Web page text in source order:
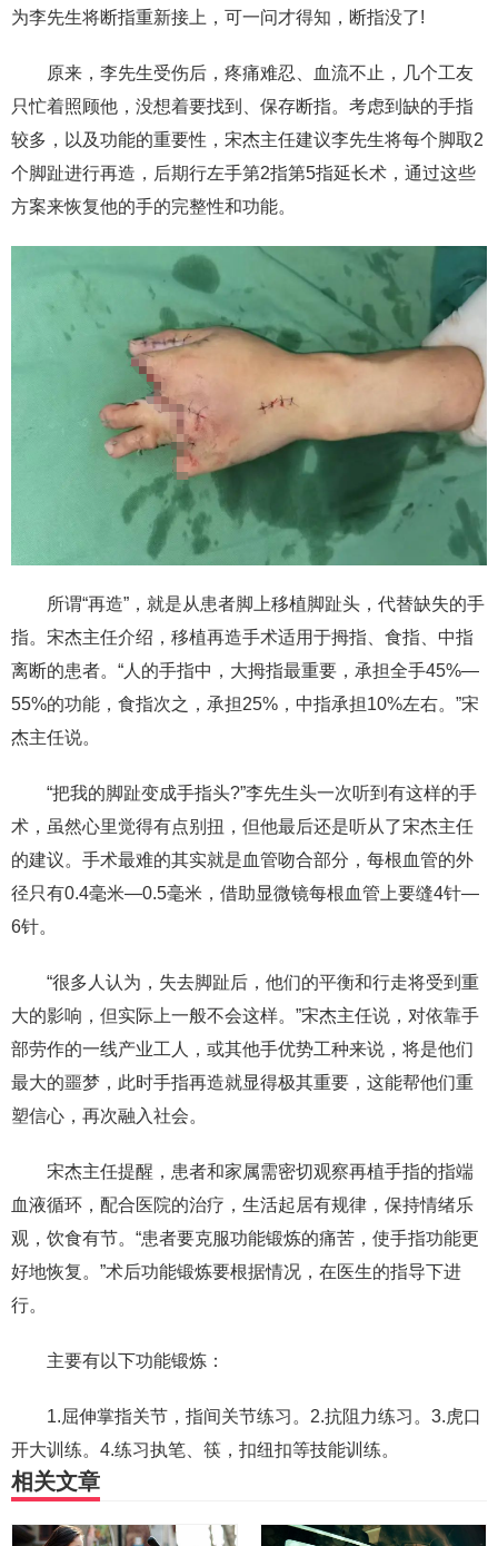
为李先生将断指重新接上，可一问才得知，断指没了!
原来，李先生受伤后，疼痛难忍、血流不止，几个工友
只忙着照顾他，没想着要找到、保存断指。考虑到缺的手指
较多，以及功能的重要性，宋杰主任建议李先生将每个脚取2
个脚趾进行再造，后期行左手第2指第5指延长术，通过这些
方案来恢复他的手的完整性和功能。
所谓“再造”，就是从患者脚上移植脚趾头，代替缺失的手
指。宋杰主任介绍，移植再造手术适用于拇指、食指、中指
离断的患者。“人的手指中，大拇指最重要，承担全手45%—
55%的功能，食指次之，承担25%，中指承担10%左右。”宋
杰主任说。
“把我的脚趾变成手指头?”李先生头一次听到有这样的手
术，虽然心里觉得有点别扭，但他最后还是听从了宋杰主任
的建议。手术最难的其实就是血管吻合部分，每根血管的外
径只有0.4毫米—0.5毫米，借助显微镜每根血管上要缝4针—
6针。
“很多人认为，失去脚趾后，他们的平衡和行走将受到重
大的影响，但实际上一般不会这样。”宋杰主任说，对依靠手
部劳作的一线产业工人，或其他手优势工种来说，将是他们
最大的噩梦，此时手指再造就显得极其重要，这能帮他们重
塑信心，再次融入社会。
宋杰主任提醒，患者和家属需密切观察再植手指的指端
血液循环，配合医院的治疗，生活起居有规律，保持情绪乐
观，饮食有节。“患者要克服功能锻炼的痛苦，使手指功能更
好地恢复。”术后功能锻炼要根据情况，在医生的指导下进
行。
主要有以下功能锻炼：
1.屈伸掌指关节，指间关节练习。2.抗阻力练习。3.虎口
开大训练。4.练习执笔、筷，扣纽扣等技能训练。
相关文章